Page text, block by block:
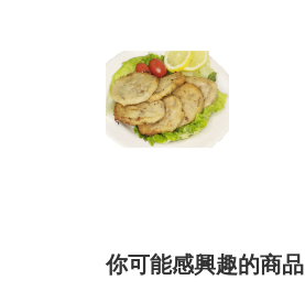
你可能感興趣的商品